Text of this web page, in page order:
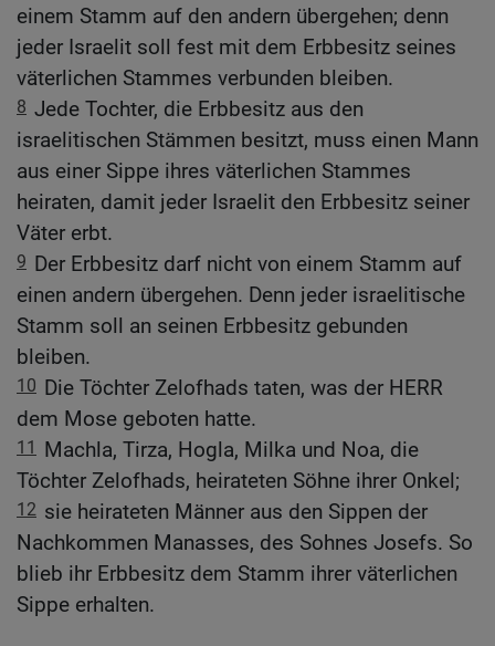
einem Stamm auf den andern übergehen; denn
jeder Israelit soll fest mit dem Erbbesitz seines
väterlichen Stammes verbunden bleiben.
8 Jede Tochter, die Erbbesitz aus den
israelitischen Stämmen besitzt, muss einen Mann
aus einer Sippe ihres väterlichen Stammes
heiraten, damit jeder Israelit den Erbbesitz seiner
Väter erbt.
9 Der Erbbesitz darf nicht von einem Stamm auf
einen andern übergehen. Denn jeder israelitische
Stamm soll an seinen Erbbesitz gebunden
bleiben.
10 Die Töchter Zelofhads taten, was der HERR
dem Mose geboten hatte.
11
Machla, Tirza, Hogla, Milka und Noa, die
Töchter Zelofhads, heirateten Söhne ihrer Onkel;
12 sie heirateten Männer aus den Sippen der
Nachkommen Manasses, des Sohnes Josefs. So
blieb ihr Erbbesitz dem Stamm ihrer väterlichen
Sippe erhalten.